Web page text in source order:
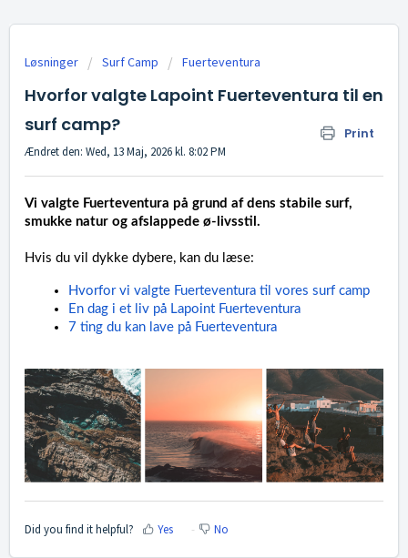
Løsninger Surf Camp Fuerteventura
Hvorfor valgte Lapoint Fuerteventura til en
surf camp?
Print
Ændret den: Wed, 13 Maj, 2026 kl. 8:02 PM
Vi valgte Fuerteventura på grund af dens stabile surf,
smukke natur og afslappede ø-livsstil.
Hvis du vil dykke dybere, kan du læse:
Hvorfor vi valgte Fuerteventura til vores surf camp
En dag i et liv på Lapoint Fuerteventura
7 ting du kan lave på Fuerteventura
Did you find it helpful? Yes No